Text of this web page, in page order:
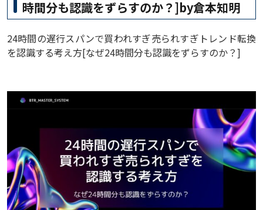
時間分も認識をずらすのか？]by倉本知明
24時間の遅行スパンで買われすぎ売られすぎトレンド転換
を認識する考え方[なぜ24時間分も認識をずらすのか？]